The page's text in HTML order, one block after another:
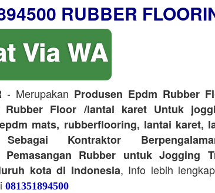
RUBBER
- Merupakan Produsen Epdm Rubber
Rubber Floor /lantai karet Untuk
mats, rubberflooring, lantai karet,
Kontraktor
Pemasangan Rubber untuk Jogging
kota di Indonesia, Info lebih
081351894500